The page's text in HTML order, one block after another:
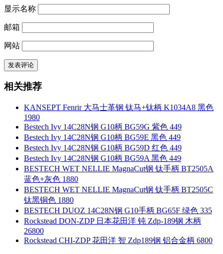
显示名称
邮箱
网站
相关推荐
KANSEPT Fenrir 大马士革钢 钛马+钛柄 K1034A8 黑色
1980
Bestech Ivy 14C28N钢 G10柄 BG59G 紫色 449
Bestech Ivy 14C28N钢 G10柄 BG59E 黑色 449
Bestech Ivy 14C28N钢 G10柄 BG59D 红色 449
Bestech Ivy 14C28N钢 G10柄 BG59A 黑色 449
BESTECH WET NELLIE MagnaCut钢 钛手柄 BT2505A
蓝色+灰色 1880
BESTECH WET NELLIE MagnaCut钢 钛手柄 BT2505C
钛黑铜色 1880
BESTECH DUOZ 14C28N钢 G10手柄 BG65F 绿色 335
Rockstead DON-ZDP 日本花田洋 钝 Zdp-189钢 木柄
26800
Rockstead CHI-ZDP 花田洋 智 Zdp189钢 铝合金柄 6800